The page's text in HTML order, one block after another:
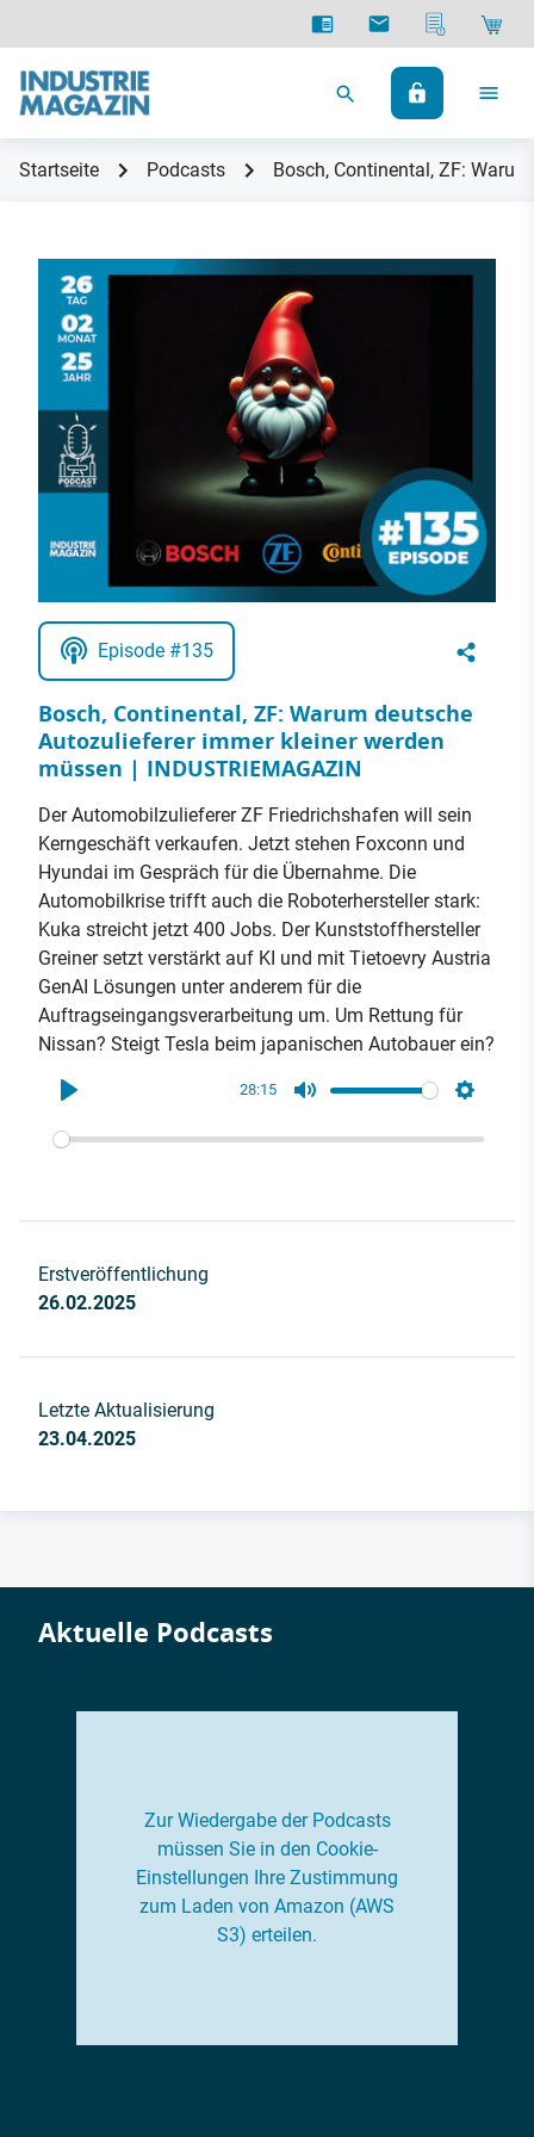
Startseite Podcasts Bosch, Continental, ZF:
Episode #135
Bosch, Continental, ZF: Warum deutsche
Autozulieferer immer kleiner werden
müssen | INDUSTRIEMAGAZIN
Der Automobilzulieferer ZF Friedrichshafen will sein
Kerngeschäft verkaufen. Jetzt stehen Foxconn und
Hyundai im Gespräch für die Übernahme. Die
Automobilkrise trifft auch die Roboterhersteller stark:
Kuka streicht jetzt 400 Jobs. Der Kunststoffhersteller
Greiner setzt verstärkt auf KI und mit Tietoevry Austria
GenAI Lösungen unter anderem für die
Auftragseingangsverarbeitung um. Um Rettung für
Nissan? Steigt Tesla beim japanischen Autobauer ein?
28:15
Erstveröffentlichung
26.02.2025
Letzte Aktualisierung
23.04.2025
Aktuelle Podcasts
Zur Wiedergabe der Podcasts
müssen Sie in den Cookie-
Einstellungen Ihre Zustimmung
zum Laden von Amazon (AWS
S3) erteilen.